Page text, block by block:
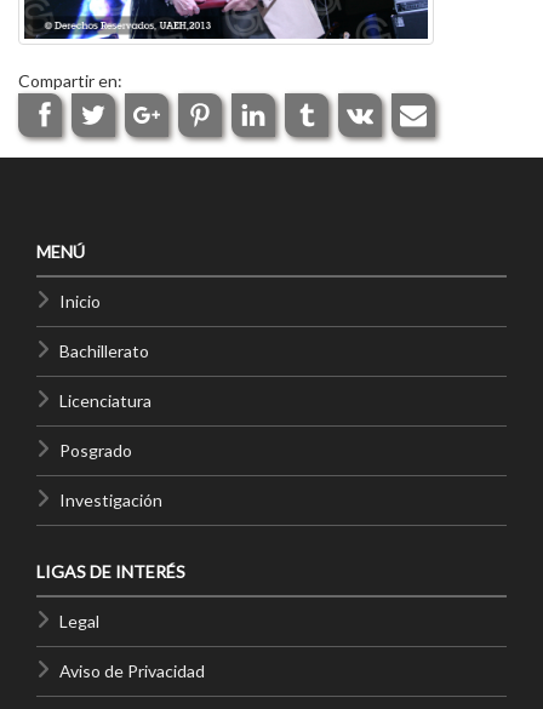
Compartir en:
MENÚ
Inicio
Bachillerato
Licenciatura
Posgrado
Investigación
LIGAS DE INTERÉS
Legal
Aviso de Privacidad